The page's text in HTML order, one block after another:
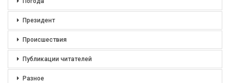
Президент
Происшествия
Публикации читателей
Разное